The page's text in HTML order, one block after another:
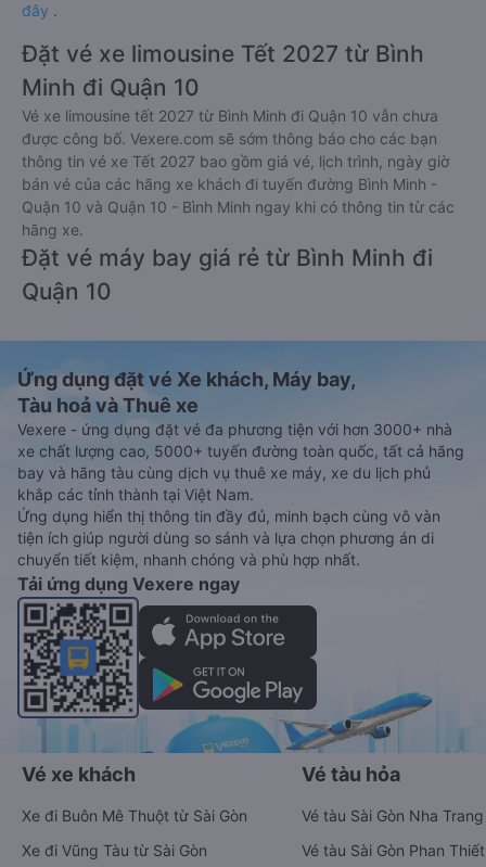
đây .
Đặt vé xe limousine Tết 2027 từ Bình
Minh đi Quận 10
Vé xe limousine tết 2027 từ Bình Minh đi Quận 10 vẫn chưa
được công bố. Vexere.com sẽ sớm thông báo cho các bạn
thông tin vé xe Tết 2027 bao gồm giá vé, lịch trình, ngày giờ
bán vé của các hãng xe khách đi tuyến đường Bình Minh -
Quận 10 và Quận 10 - Bình Minh ngay khi có thông tin từ các
hãng xe.
Đặt vé máy bay giá rẻ từ Bình Minh đi
Quận 10
Ứng dụng đặt vé Xe khách, Máy bay,
Tàu hoả và Thuê xe
Vexere - ứng dụng đặt vé đa phương tiện với hơn 3000+ nhà
xe chất lượng cao, 5000+ tuyến đường toàn quốc, tất cả hãng
bay và hãng tàu cùng dịch vụ thuê xe máy, xe du lịch phủ
khắp các tỉnh thành tại Việt Nam.
Ứng dụng hiển thị thông tin đầy đủ, minh bạch cùng vô vàn
tiện ích giúp người dùng so sánh và lựa chọn phương án di
chuyển tiết kiệm, nhanh chóng và phù hợp nhất.
Tải ứng dụng Vexere ngay
Vé xe khách
Xe đi Buôn Mê Thuột từ Sài Gòn
Xe đi Vũng Tàu từ Sài Gòn
Vé tàu hỏa
Vé tàu Sài Gòn Nha Trang
Vé tàu Sài Gòn Phan Thiết